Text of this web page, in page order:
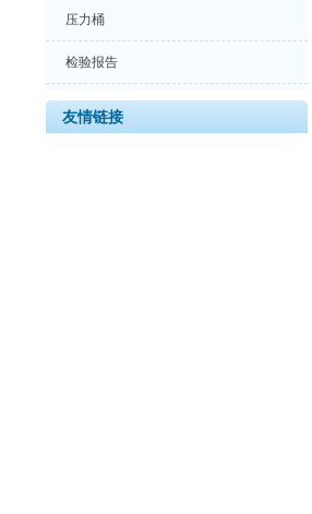
压力桶
检验报告
友情链接